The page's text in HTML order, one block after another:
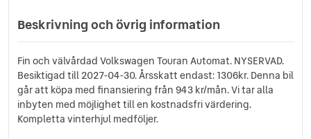
Farthållare
Fällbara baksäten
ISOFIX-fästen bak
Läslampa
Mattor (textil)
Multifunktionsratt
Beskrivning och övrig information
Fin och välvårdad Volkswagen Touran Automat. NYSERVAD.
Besiktigad till 2027-04-30. Årsskatt endast: 1306kr. Denna bil
går att köpa med finansiering från 943 kr/mån. Vi tar alla
inbyten med möjlighet till en kostnadsfri värdering.
Kompletta vinterhjul medföljer.